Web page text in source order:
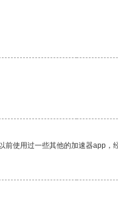
使用过一些其他的加速器app，